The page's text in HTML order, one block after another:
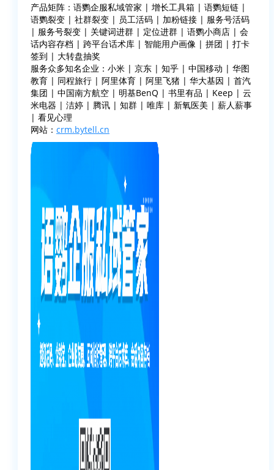
产品矩阵：语鹦企服私域管家 | 增长工具箱 | 语鹦短链 |
语鹦裂变 | 社群裂变 | 员工活码 | 加粉链接 | 服务号活码
| 服务号裂变 | 关键词进群 | 定位进群 | 语鹦小商店 | 会
话内容存档 | 跨平台话术库 | 智能用户画像 | 拼团 | 打卡
签到 | 大转盘抽奖
服务众多知名企业：小米 | 京东 | 知乎 | 中国移动 | 华图
教育 | 同程旅行 | 阿里体育 | 阿里飞猪 | 华大基因 | 首汽
集团 | 中国南方航空 | 明基BenQ | 书里有品 | Keep | 云
米电器 | 洁婷 | 腾讯 | 知群 | 唯库 | 新氧医美 | 薪人薪事
| 看见心理
网站： crm.bytell.cn